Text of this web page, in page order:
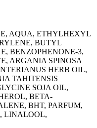
AQUA, ETHYLHEXYL
BUTYL
BENZOPHENONE-3,
ARGANIA SPINOSA
HERB OIL,
TAHITENSIS
SOJA OIL,
BETA-
BHT, PARFUM,
LINALOOL,